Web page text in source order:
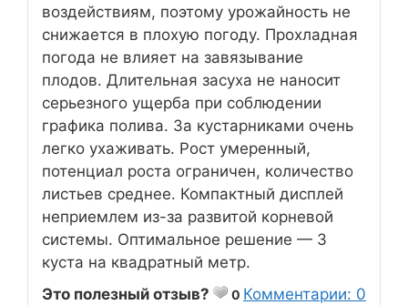
воздействиям, поэтому урожайность не
снижается в плохую погоду. Прохладная
погода не влияет на завязывание
плодов. Длительная засуха не наносит
серьезного ущерба при соблюдении
графика полива. За кустарниками очень
легко ухаживать. Рост умеренный,
потенциал роста ограничен, количество
листьев среднее. Компактный дисплей
неприемлем из-за развитой корневой
системы. Оптимальное решение — 3
куста на квадратный метр.
Это полезный отзыв?
0 Комментарии: 0